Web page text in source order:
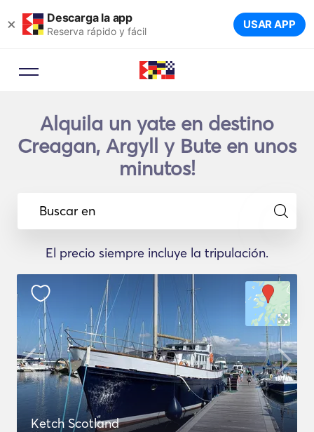
× Descarga la app
Reserva rápido y fácil USAR APP
Alquila un yate en destino
Creagan, Argyll y Bute en unos
minutos!
Buscar en
El precio siempre incluye la tripulación.
Ketch Scotland